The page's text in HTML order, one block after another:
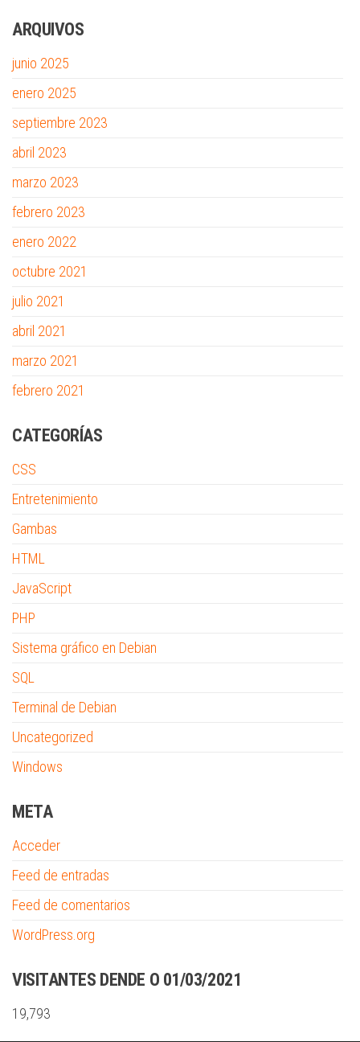
ARQUIVOS
junio 2025
enero 2025
septiembre 2023
abril 2023
marzo 2023
febrero 2023
enero 2022
octubre 2021
julio 2021
abril 2021
marzo 2021
febrero 2021
CATEGORÍAS
CSS
Entretenimiento
Gambas
HTML
JavaScript
PHP
Sistema gráfico en Debian
SQL
Terminal de Debian
Uncategorized
Windows
META
Acceder
Feed de entradas
Feed de comentarios
WordPress.org
VISITANTES DENDE O 01/03/2021
19,793